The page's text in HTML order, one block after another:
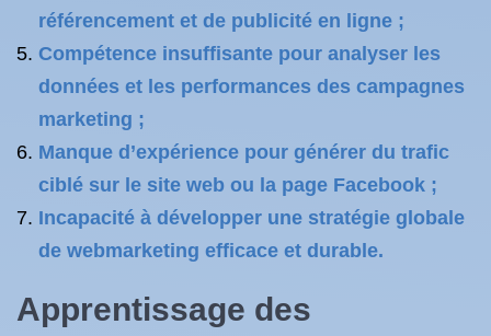
référencement et de publicité en ligne ;
Compétence insuffisante pour analyser les
données et les performances des campagnes
marketing ;
Manque d’expérience pour générer du trafic
ciblé sur le site web ou la page Facebook ;
Incapacité à développer une stratégie globale
de webmarketing efficace et durable.
Apprentissage des